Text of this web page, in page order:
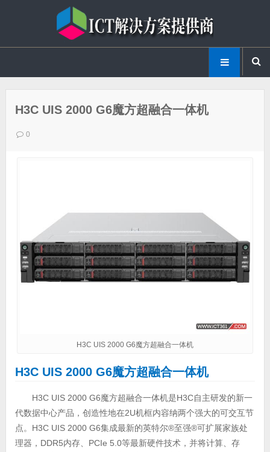
H3C UIS 2000 G6魔方超融合一体机
0
H3C UIS 2000 G6魔方超融合一体机
H3C UIS 2000 G6魔方超融合一体机
H3C UIS 2000 G6魔方超融合一体机是H3C自主研发的新一
代数据中心产品，创造性地在2U机框内容纳两个强大的可交互节
点。H3C UIS 2000 G6集成最新的英特尔®至强®可扩展家族处
理器，DDR5内存、PCIe 5.0等最新硬件技术，并将计算、存